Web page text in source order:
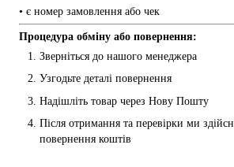
• є номер замовлення або чек
Процедура обміну або повернення:
Зверніться до нашого менеджера
Узгодьте деталі повернення
Надішліть товар через Нову Пошту
Після отримання та перевірки ми
повернення коштів